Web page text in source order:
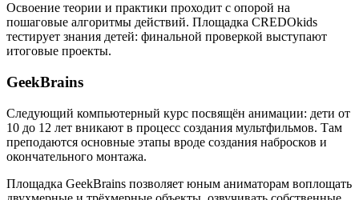
Освоение теории и практики проходит с опорой на
пошаговые алгоритмы действий. Площадка CREDOkids
тестирует знания детей: финальной проверкой выступают
итоговые проекты.
GeekBrains
Следующий компьютерный курс посвящён анимации: дети от
10 до 12 лет вникают в процесс создания мультфильмов. Там
преподаются основные этапы вроде создания набросков и
окончательного монтажа.
Площадка GeekBrains позволяет юным аниматорам воплощать